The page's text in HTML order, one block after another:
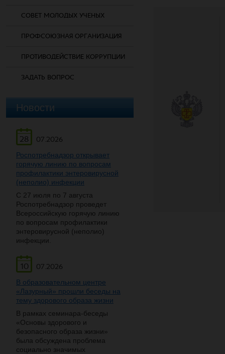
СОВЕТ МОЛОДЫХ УЧЕНЫХ
ПРОФСОЮЗНАЯ ОРГАНИЗАЦИЯ
ПРОТИВОДЕЙСТВИЕ КОРРУПЦИИ
ЗАДАТЬ ВОПРОС
Новости
28
07.2026
Роспотребнадзор открывает
горячую линию по вопросам
профилактики энтеровирусной
(неполио) инфекции
С 27 июля по 7 августа
Роспотребнадзор проведет
Всероссийскую горячую линию
по вопросам профилактики
энтеровирусной (неполио)
инфекции.
10
07.2026
В образовательном центре
«Лазурный» прошли беседы на
тему здорового образа жизни
В рамках семинара-беседы
«Основы здорового и
безопасного образа жизни»
была обсуждена проблема
социально значимых